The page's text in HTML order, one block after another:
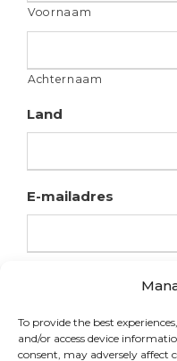
To provide the best
and/or access device
consent, may adversely affect
Voornaam
Achternaam
Land
E-mailadres